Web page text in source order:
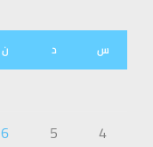
س د ن
4
5
6